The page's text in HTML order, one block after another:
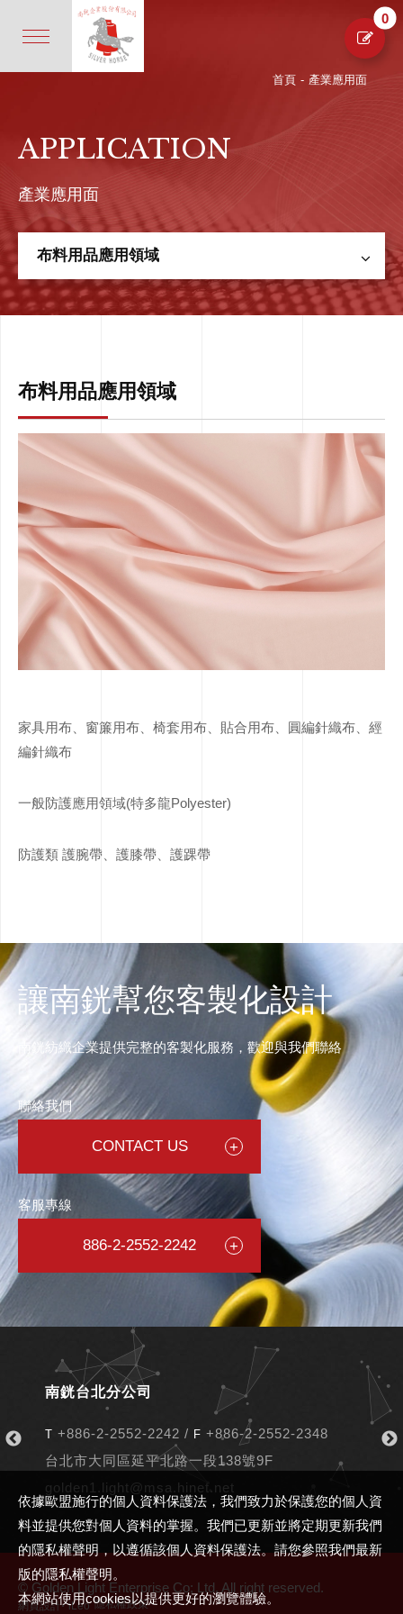
首頁 - 產業應用面
APPLICATION
產業應用面
布料用品應用領域
布料用品應用領域
家具用布、窗簾用布、椅套用布、貼合用布、圓編針織布、經
編針織布
一般防護應用領域(特多龍Polyester)
防護類 護腕帶、護膝帶、護踝帶
讓南銧幫您客製化設計
南銧紡織企業提供完整的客製化服務，歡迎與我們聯絡
聯絡我們
CONTACT US
客服專線
886-2-2552-2242
南銧台北分公司
T +886-2-2552-2242 / F +886-2-2552-2348
台北市大同區延平北路一段138號9F
golden1.light@msa.hinet.net
T
F
© Golden Light Enterprise Co; Ltd. All right reserved.
網頁設計‧iLeo 隱私權政策
依據歐盟施行的個人資料保護法，我們致力於保護您的個人資
料並提供您對個人資料的掌握。我們已更新並將定期更新我們
的隱私權聲明，以遵循該個人資料保護法。請您參照我們最新
版的隱私權聲明。
本網站使用cookies以提供更好的瀏覽體驗。
0